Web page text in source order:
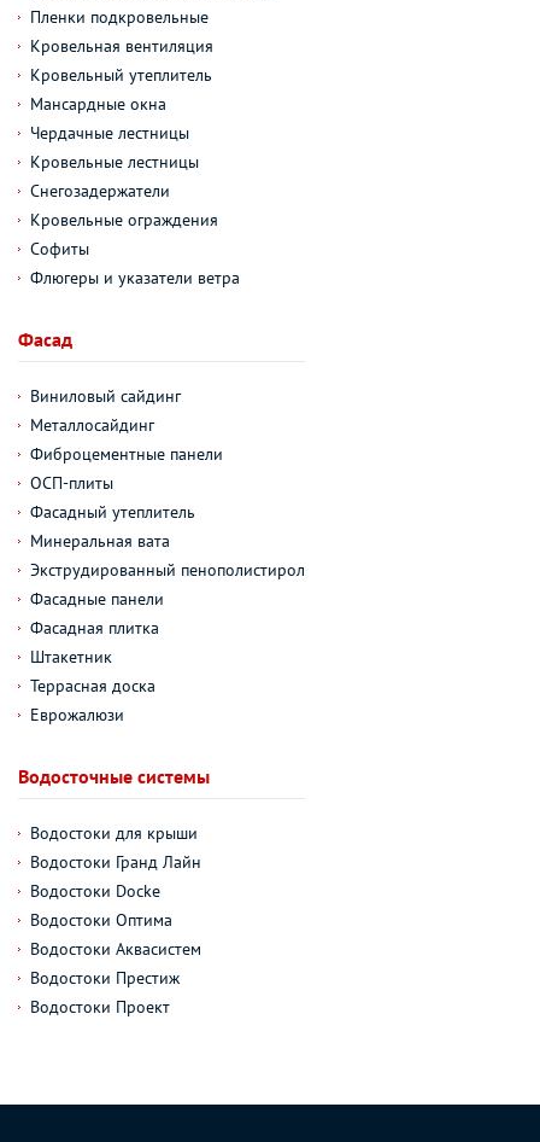
Пленки подкровельные
Кровельная вентиляция
Кровельный утеплитель
Мансардные окна
Чердачные лестницы
Кровельные лестницы
Снегозадержатели
Кровельные ограждения
Софиты
Флюгеры и указатели ветра
Фасад
Виниловый сайдинг
Металлосайдинг
Фиброцементные панели
ОСП-плиты
Фасадный утеплитель
Минеральная вата
Экструдированный пенополистирол
Фасадные панели
Фасадная плитка
Штакетник
Террасная доска
Еврожалюзи
Водосточные системы
Водостоки для крыши
Водостоки Гранд Лайн
Водостоки Docke
Водостоки Оптима
Водостоки Аквасистем
Водостоки Престиж
Водостоки Проект